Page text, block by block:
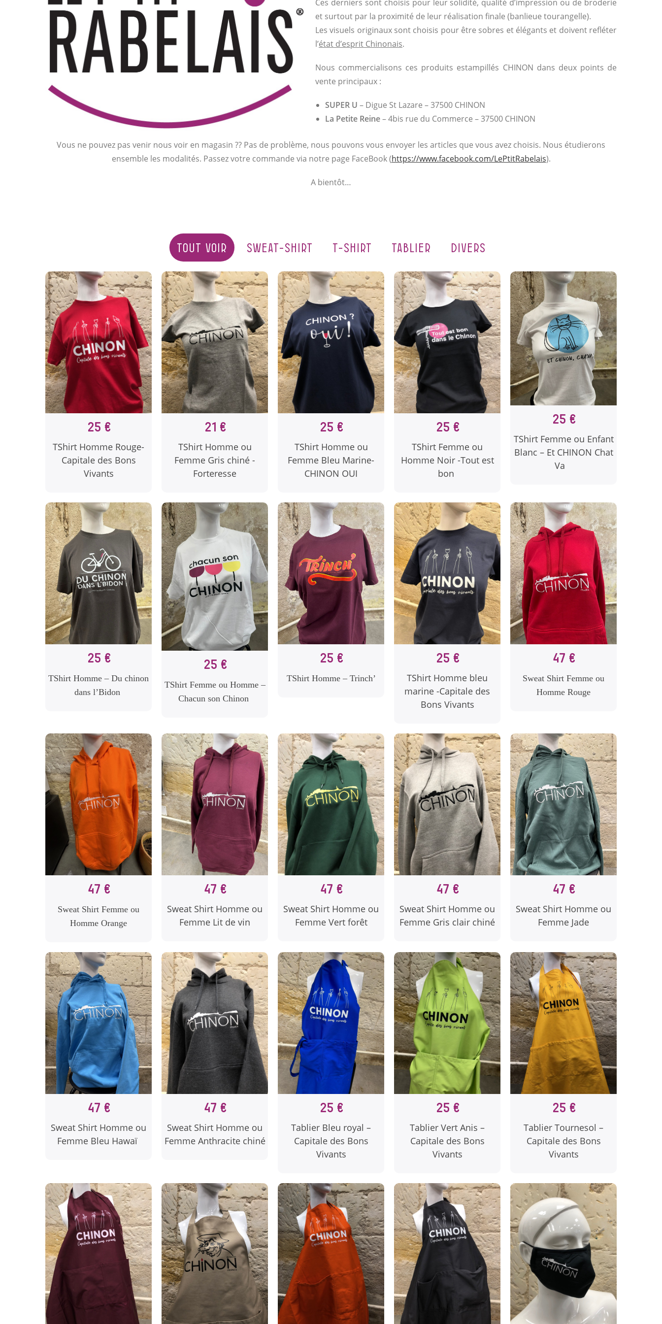
Ces derniers sont choisis pour leur solidité, qualité d’impression ou de broderie
et surtout par la proximité de leur réalisation finale (banlieue tourangelle).
Les visuels originaux sont choisis pour être sobres et élégants et doivent refléter
l’état d’esprit Chinonais.
Nous commercialisons ces produits estampillés CHINON dans deux points de
vente principaux :
SUPER U – Digue St Lazare – 37500 CHINON
La Petite Reine– 4bis rue du Commerce – 37500 CHINON
Vous ne pouvez pas venir nous voir en magasin ?? Pas de problème, nous pouvons vous envoyer les articles que vous avez choisis. Nous étudierons
ensemble les modalités. Passez votre commande via notre page FaceBook (https://www.facebook.com/LePtitRabelais).
A bientôt…
TOUT VOIR SWEAT-SHIRT T-SHIRT TABLIER DIVERS
25 €
TShirt Homme Rouge-
Capitale des Bons
Vivants
21 €
TShirt Homme ou
Femme Gris chiné -
Forteresse
25 €
TShirt Homme ou
Femme Bleu Marine-
CHINON OUI
25 €
TShirt Femme ou
Homme Noir -Tout est
bon
25 €
TShirt Femme ou Enfant
Blanc – Et CHINON Chat
Va
25 €
TShirt Homme – Du chinon
dans l’Bidon
25 €
TShirt Femme ou Homme –
Chacun son Chinon
25 €
TShirt Homme – Trinch’
25 €
TShirt Homme bleu
marine -Capitale des
Bons Vivants
47 €
Sweat Shirt Femme ou
Homme Rouge
47 €
Sweat Shirt Femme ou
Homme Orange
47 €
Sweat Shirt Homme ou
Femme Lit de vin
47 €
Sweat Shirt Homme ou
Femme Vert forêt
47 €
Sweat Shirt Homme ou
Femme Gris clair chiné
47 €
Sweat Shirt Homme ou
Femme Jade
47 €
Sweat Shirt Homme ou
Femme Bleu Hawaï
47 €
Sweat Shirt Homme ou
Femme Anthracite chiné
25 €
Tablier Bleu royal –
Capitale des Bons
Vivants
25 €
Tablier Vert Anis –
Capitale des Bons
Vivants
25 €
Tablier Tournesol –
Capitale des Bons
Vivants